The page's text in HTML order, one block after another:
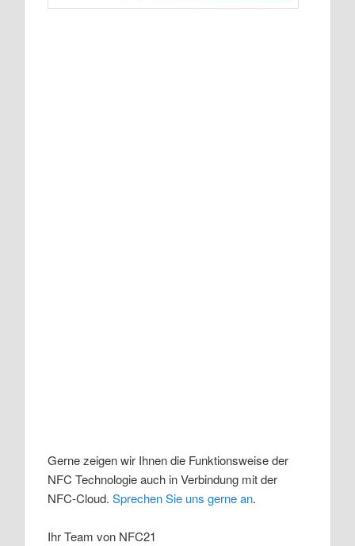
Gerne zeigen wir Ihnen die Funktionsweise der
NFC Technologie auch in Verbindung mit der
NFC-Cloud. Sprechen Sie uns gerne an.
Ihr Team von NFC21